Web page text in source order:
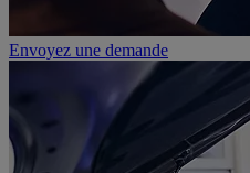
Envoyez une demande